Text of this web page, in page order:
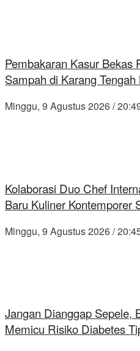
Pembakaran Kasur Bekas
Sampah di Karang Tengah
Minggu, 9 Agustus 2026 /
Kolaborasi Duo Chef
Baru Kuliner Kontemporer
Minggu, 9 Agustus 2026 /
Jangan Dianggap Sepele,
Memicu Risiko Diabetes